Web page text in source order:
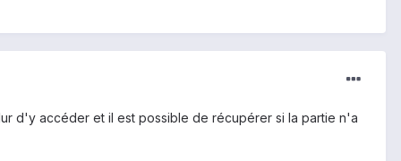
d'y accéder et il est possible de récupérer si la partie n'a